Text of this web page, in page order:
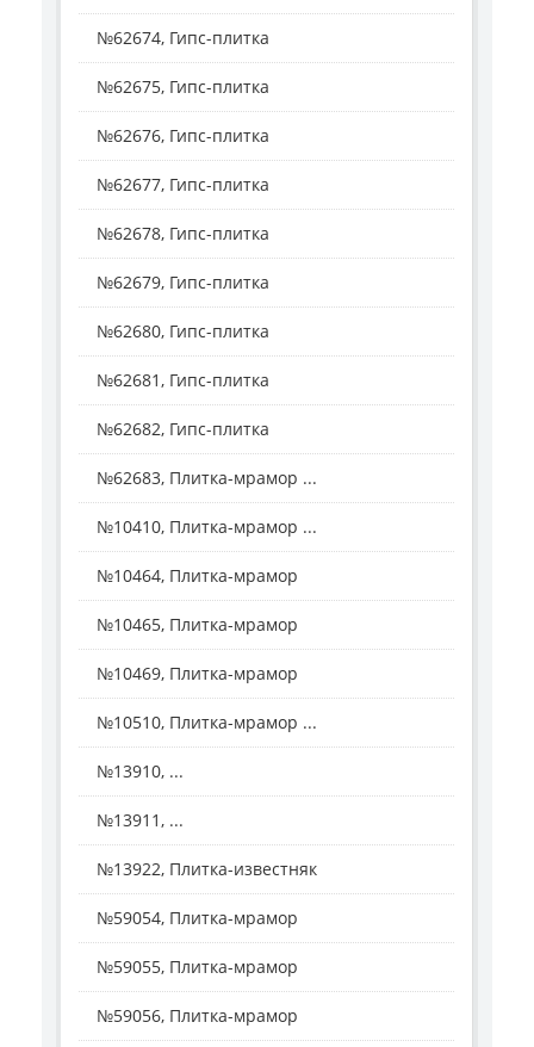
№62674, Гипс-плитка
№62675, Гипс-плитка
№62676, Гипс-плитка
№62677, Гипс-плитка
№62678, Гипс-плитка
№62679, Гипс-плитка
№62680, Гипс-плитка
№62681, Гипс-плитка
№62682, Гипс-плитка
№62683, Плитка-мрамор ...
№10410, Плитка-мрамор ...
№10464, Плитка-мрамор
№10465, Плитка-мрамор
№10469, Плитка-мрамор
№10510, Плитка-мрамор ...
№13910, ...
№13911, ...
№13922, Плитка-известняк
№59054, Плитка-мрамор
№59055, Плитка-мрамор
№59056, Плитка-мрамор